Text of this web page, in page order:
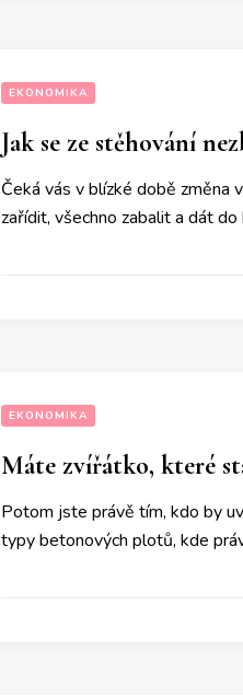
EKONOMIKA
Jak se ze stěhování
Čeká vás v blízké době změna
zařídit, všechno zabalit a dát
EKONOMIKA
Máte zvířátko, které
Potom jste právě tím, kdo by
typy betonových plotů, kde